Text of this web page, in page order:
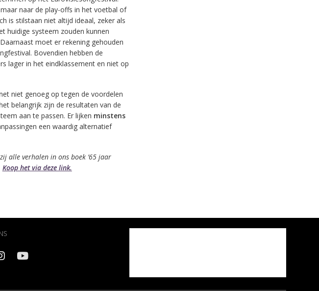
naar de play-offs in het voetbal of
is stilstaan niet altijd ideaal, zeker als
huidige systeem zouden kunnen
moet er rekening gehouden
Bovendien hebben de
lager in het eindklassement en niet op
niet genoeg op tegen de voordelen
belangrijk zijn de resultaten van de
aan te passen. Er lijken minstens
een waardig alternatief
alle verhalen in ons boek ’65 jaar
Koop het via deze link.